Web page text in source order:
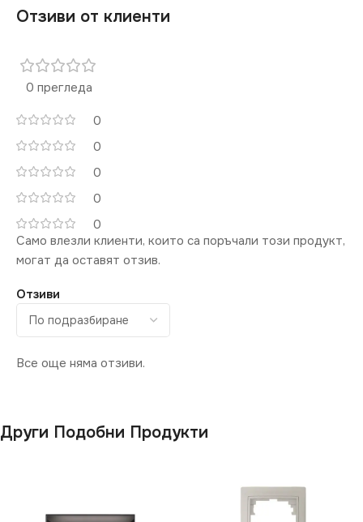
Отзиви от клиенти
0 прегледа
0
0
0
0
0
Отзиви
Все още няма отзиви.
Само влезли клиенти, които са поръчали този продукт,
могат да оставят отзив.
Други Подобни Продукти